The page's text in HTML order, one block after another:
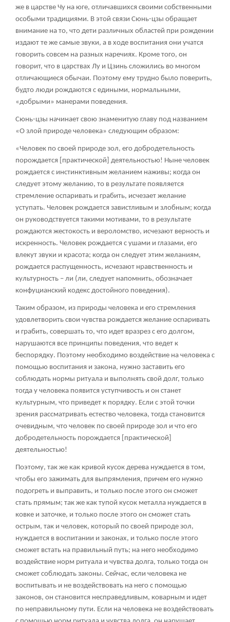
же в царстве Чу на юге, отличавшихся своими собственными
особыми традициями. В этой связи Сюнь-цзы обращает
внимание на то, что дети различных областей при рождении
издают те же самые звуки, а в ходе воспитания они учатся
говорить совсем на разных наречиях. Кроме того, он
говорит, что в царствах Лу и Цзинь сложились во многом
отличающиеся обычаи. Поэтому ему трудно было поверить,
будто люди рождаются с едиными, нормальными,
«добрыми» манерами поведения.
Сюнь-цзы начинает свою знаменитую главу под названием
«О злой природе человека» следующим образом:
«Человек по своей природе зол, его добродетельность
порождается [практической] деятельностью! Ныне человек
рождается с инстинктивным желанием наживы; когда он
следует этому желанию, то в результате появляется
стремление оспаривать и грабить, исчезает желание
уступать. Человек рождается завистливым и злобным; когда
он руководствуется такими мотивами, то в результате
рождаются жестокость и вероломство, исчезают верность и
искренность. Человек рождается с ушами и глазами, его
влекут звуки и красота; когда он следует этим желаниям,
рождается распущенность, исчезают нравственность и
культурность – ли (ли, следует напомнить, обозначает
конфуцианский кодекс достойного поведения).
Таким образом, из природы человека и его стремления
удовлетворить свои чувства рождается желание оспаривать
и грабить, совершать то, что идет вразрез с его долгом,
нарушаются все принципы поведения, что ведет к
беспорядку. Поэтому необходимо воздействие на человека с
помощью воспитания и закона, нужно заставить его
соблюдать нормы ритуала и выполнять свой долг, только
тогда у человека появится уступчивость и он станет
культурным, что приведет к порядку. Если с этой точки
зрения рассматривать естество человека, тогда становится
очевидным, что человек по своей природе зол и что его
добродетельность порождается [практической]
деятельностью!
Поэтому, так же как кривой кусок дерева нуждается в том,
чтобы его зажимать для выпрямления, причем его нужно
подогреть и выправить, и только после этого он сможет
стать прямым; так же как тупой кусок металла нуждается в
ковке и заточке, и только после этого он сможет стать
острым, так и человек, который по своей природе зол,
нуждается в воспитании и законах, и только после этого
сможет встать на правильный путь; на него необходимо
воздействие норм ритуала и чувства долга, только тогда он
сможет соблюдать законы. Сейчас, если человека не
воспитывать и не воздействовать на него с помощью
законов, он становится несправедливым, коварным и идет
по неправильному пути. Если на человека не воздействовать